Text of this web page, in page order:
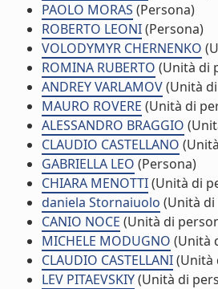
PAOLO MORAS (Persona)
ROBERTO LEONI(Persona)
VOLODYMYR CHERNENKO
ROMINA RUBERTO (Unità di
ANDREY VARLAMOV(Unità
MAURO ROVERE (Unità di
ALESSANDRO BRAGGIO
CLAUDIO CASTELLANO
GABRIELLA LEO (Persona)
CHIARA MENOTTI(Unità di
daniela Stornaiuolo (Unità
CANIO NOCE (Unità di
MICHELE MODUGNO (Unità
CLAUDIO CASTELLANI(Unità
LEV PITAEVSKIY(Unità di